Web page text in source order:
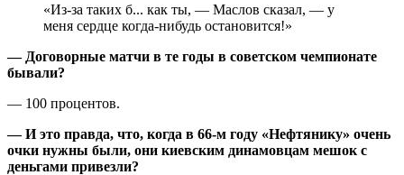
«Из-за таких б... как ты, — Маслов сказал, — у
меня сердце когда-нибудь остановится!»
— Договорные матчи в те годы в советском чемпионате
бывали?
— 100 процентов.
— И это правда, что, когда в 66-м году «Нефтянику» очень
очки нужны были, они киевским динамовцам мешок с
деньгами привезли?